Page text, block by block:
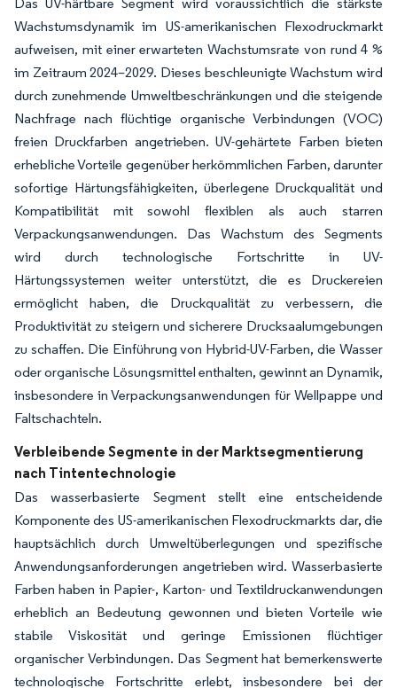
Wachstumsdynamik im US-amerikanischen Flexodruckmarkt
aufweisen, mit einer erwarteten Wachstumsrate von rund 4 %
im Zeitraum 2024–2029. Dieses beschleunigte Wachstum wird
durch zunehmende Umweltbeschränkungen und die steigende
Nachfrage nach flüchtige organische Verbindungen (VOC)
freien Druckfarben angetrieben. UV-gehärtete Farben bieten
erhebliche Vorteile gegenüber herkömmlichen Farben, darunter
sofortige Härtungsfähigkeiten, überlegene Druckqualität und
Kompatibilität mit sowohl flexiblen als auch starren
Verpackungsanwendungen. Das Wachstum des Segments
wird durch technologische Fortschritte in UV-
Härtungssystemen weiter unterstützt, die es Druckereien
ermöglicht haben, die Druckqualität zu verbessern, die
Produktivität zu steigern und sicherere Drucksaalumgebungen
zu schaffen. Die Einführung von Hybrid-UV-Farben, die Wasser
oder organische Lösungsmittel enthalten, gewinnt an Dynamik,
insbesondere in Verpackungsanwendungen für Wellpappe und
Faltschachteln.
Verbleibende Segmente in der Marktsegmentierung
nach Tintentechnologie
Das wasserbasierte Segment stellt eine entscheidende
Komponente des US-amerikanischen Flexodruckmarkts dar, die
hauptsächlich durch Umweltüberlegungen und spezifische
Anwendungsanforderungen angetrieben wird. Wasserbasierte
Farben haben in Papier-, Karton- und Textildruckanwendungen
erheblich an Bedeutung gewonnen und bieten Vorteile wie
stabile Viskosität und geringe Emissionen flüchtiger
organischer Verbindungen. Das Segment hat bemerkenswerte
technologische Fortschritte erlebt, insbesondere bei der